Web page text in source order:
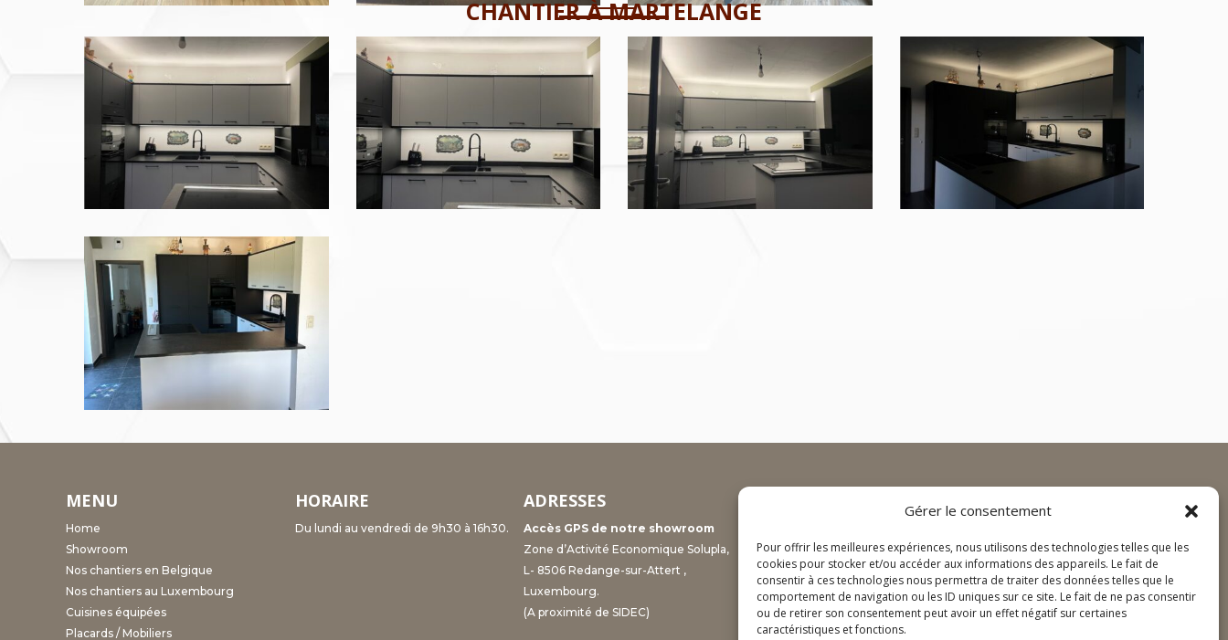
Gérer le consentement
Pour offrir les meilleures expériences, nous utilisons des technologies telles que les
cookies pour stocker et/ou accéder aux informations des appareils. Le fait de
consentir à ces technologies nous permettra de traiter des données telles que le
comportement de navigation ou les ID uniques sur ce site. Le fait de ne pas consentir
ou de retirer son consentement peut avoir un effet négatif sur certaines
caractéristiques et fonctions.
CHANTIER À MARTELANGE
MENU
Home
Showroom
Nos chantiers en Belgique
Nos chantiers au Luxembourg
Cuisines équipées
Placards / Mobiliers
HORAIRE
Du lundi au vendredi de 9h30 à 16h30.
ADRESSES
Accès GPS de notre showroom
Zone d’Activité Economique Solupla,
L- 8506 Redange-sur-Attert ,
Luxembourg.
(A proximité de SIDEC)
info@redange-interieur.lu
Responsable commercial (Frédéric) :
+ 352 69 12 22 016
frederic@redange-interieur.lu
Service administratif (Nathalie) :